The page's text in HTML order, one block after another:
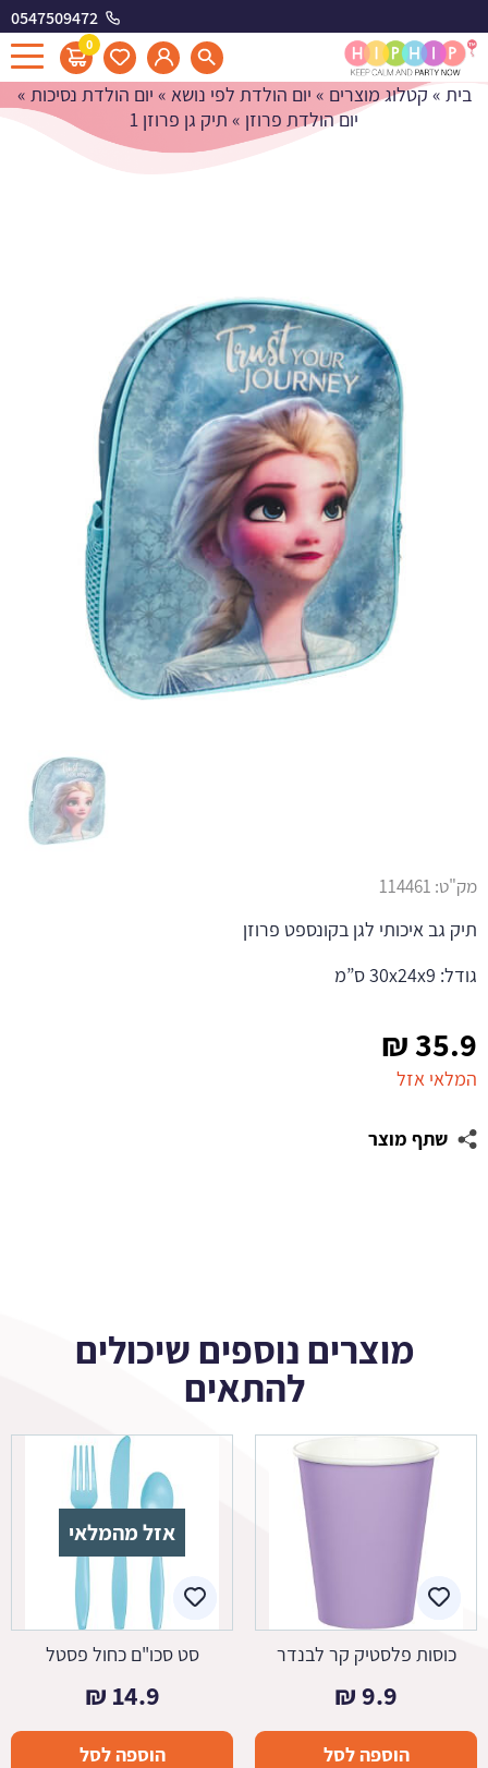
0547509472
0 תיק גן פרוזן 1
בית » קטלוג מוצרים » יום הולדת לפי נושא » יום הולדת נסיכות »
יום הולדת פרוזן » תיק גן פרוזן 1
35.9
₪
המלאי אזל
שתף מוצר
מק"ט: 114461
תיק גב איכותי לגן בקונספט פרוזן
גודל: 30x24x9 ס”מ
מוצרים נוספים שיכולים
להתאים
כוסות פלסטיק קר לבנדר
9.9
₪
הוספה לסל
אזל מהמלאי
סט סכו"ם כחול פסטל
14.9
₪
הוספה לסל